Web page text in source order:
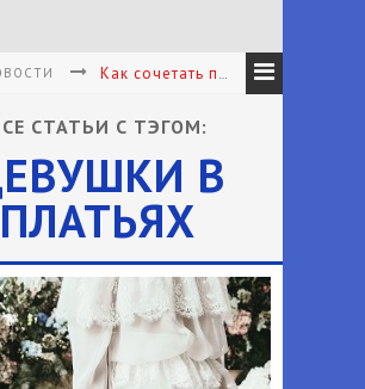
Как сочетать принты в одежде - Как подбирать и сочетать принты
Что носить с белыми брюками - Какие туфли носить с белыми брюками лето
Офисный дресс-код для мужчин 2025 - Деловой стиль одежды для мужчин: образы и аксессуары в 2025 году
СТАТЬИ С ТЭГОМ:
В
ПЛАТЬЯХ